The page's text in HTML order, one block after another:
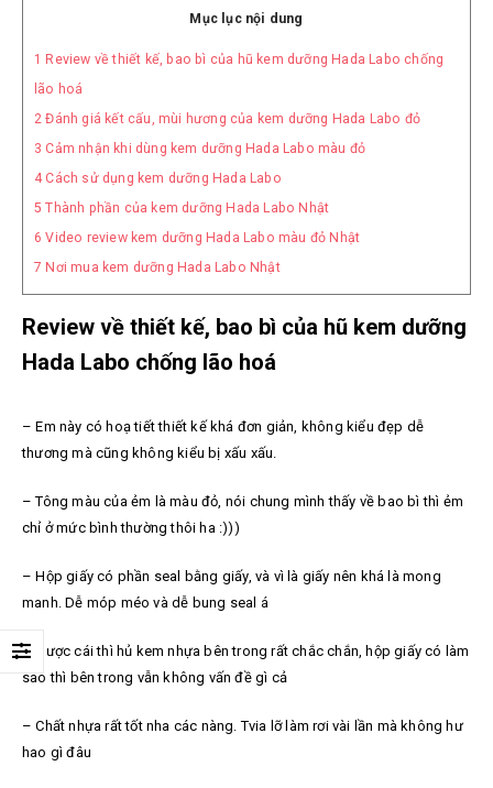
Mục lục nội dung
1 Review về thiết kế, bao bì của hũ kem dưỡng Hada Labo chống
lão hoá
2 Đánh giá kết cấu, mùi hương của kem dưỡng Hada Labo đỏ
3 Cảm nhận khi dùng kem dưỡng Hada Labo màu đỏ
4Cách sử dụng kem dưỡng Hada Labo
5 Thành phần của kem dưỡng Hada Labo Nhật
6 Video review kem dưỡng Hada Labo màu đỏ Nhật
7 Nơi mua kem dưỡng Hada Labo Nhật
Review về thiết kế, bao bì của hũ kem dưỡng
Hada Labo chống lão hoá
– Em này có hoạ tiết thiết kế khá đơn giản, không kiểu đẹp dễ
thương mà cũng không kiểu bị xấu xấu.
– Tông màu của ẻm là màu đỏ, nói chung mình thấy về bao bì thì ẻm
chỉ ở mức bình thường thôi ha :)))
– Hộp giấy có phần seal bằng giấy, và vì là giấy nên khá là mong
manh. Dễ móp méo và dễ bung seal á
– Được cái thì hủ kem nhựa bên trong rất chắc chắn, hộp giấy có làm
sao thì bên trong vẫn không vấn đề gì cả
– Chất nhựa rất tốt nha các nàng. Tvia lỡ làm rơi vài lần mà không hư
hao gì đâu